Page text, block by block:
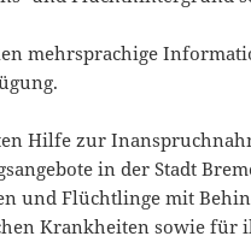
mehrsprachige
Hilfe zur
in der Stadt
und Flüchtlinge mit
Krankheiten sowie für